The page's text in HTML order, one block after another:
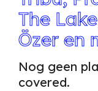
The
Özer en
Nog geen
covered.